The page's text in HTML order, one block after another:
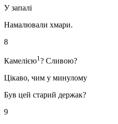
У запалі
Намалювали хмари.
8
Камелією1 ? Сливою?
Цікаво, чим у минулому
Був цей старий держак?
9